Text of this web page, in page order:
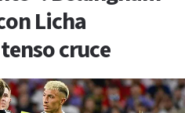
Licha
cruce